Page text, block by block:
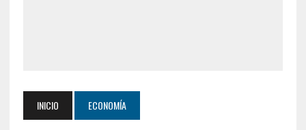
INICIO ECONOMÍA